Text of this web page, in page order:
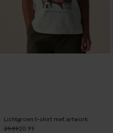
Lichtgroen t-shirt met artwork
29.9920.99